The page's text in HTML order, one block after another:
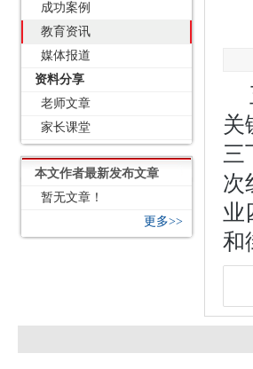
成功案例
教育资讯
媒体报道
资料分享
老师文章
家长课堂
本文作者最新发布文章
暂无文章！
更多>>
关
三
次
业
和